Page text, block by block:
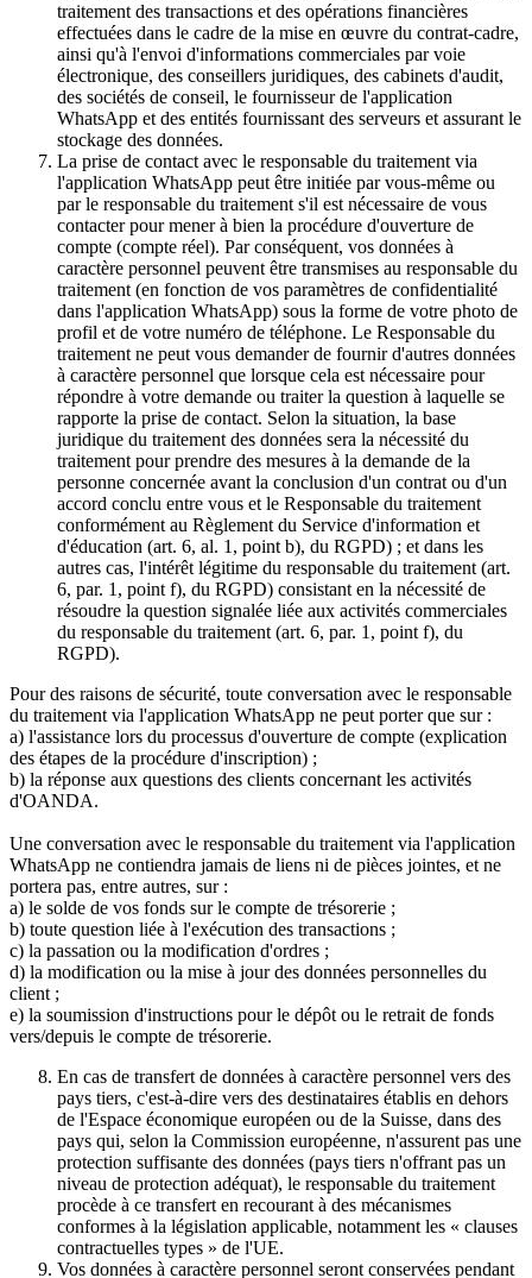
traitement des transactions et des opérations financières
effectuées dans le cadre de la mise en œuvre du contrat-cadre,
ainsi qu'à l'envoi d'informations commerciales par voie
électronique, des conseillers juridiques, des cabinets d'audit,
des sociétés de conseil, le fournisseur de l'application
WhatsApp et des entités fournissant des serveurs et assurant le
stockage des données.
La prise de contact avec le responsable du traitement via
l'application WhatsApp peut être initiée par vous-même ou
par le responsable du traitement s'il est nécessaire de vous
contacter pour mener à bien la procédure d'ouverture de
compte (compte réel). Par conséquent, vos données à
caractère personnel peuvent être transmises au responsable du
traitement (en fonction de vos paramètres de confidentialité
dans l'application WhatsApp) sous la forme de votre photo de
profil et de votre numéro de téléphone. Le Responsable du
traitement ne peut vous demander de fournir d'autres données
à caractère personnel que lorsque cela est nécessaire pour
répondre à votre demande ou traiter la question à laquelle se
rapporte la prise de contact. Selon la situation, la base
juridique du traitement des données sera la nécessité du
traitement pour prendre des mesures à la demande de la
personne concernée avant la conclusion d'un contrat ou d'un
accord conclu entre vous et le Responsable du traitement
conformément au Règlement du Service d'information et
d'éducation (art. 6, al. 1, point b), du RGPD) ; et dans les
autres cas, l'intérêt légitime du responsable du traitement (art.
6, par. 1, point f), du RGPD) consistant en la nécessité de
résoudre la question signalée liée aux activités commerciales
du responsable du traitement (art. 6, par. 1, point f), du
RGPD).
Pour des raisons de sécurité, toute conversation avec le responsable
du traitement via l'application WhatsApp ne peut porter que sur :
a) l'assistance lors du processus d'ouverture de compte (explication
des étapes de la procédure d'inscription) ;
b) la réponse aux questions des clients concernant les activités
d'OANDA.
Une conversation avec le responsable du traitement via l'application
WhatsApp ne contiendra jamais de liens ni de pièces jointes, et ne
portera pas, entre autres, sur :
a) le solde de vos fonds sur le compte de trésorerie ;
b) toute question liée à l'exécution des transactions ;
c) la passation ou la modification d'ordres ;
d) la modification ou la mise à jour des données personnelles du
client ;
e) la soumission d'instructions pour le dépôt ou le retrait de fonds
vers/depuis le compte de trésorerie.
En cas de transfert de données à caractère personnel vers des
pays tiers, c'est-à-dire vers des destinataires établis en dehors
de l'Espace économique européen ou de la Suisse, dans des
pays qui, selon la Commission européenne, n'assurent pas une
protection suffisante des données (pays tiers n'offrant pas un
niveau de protection adéquat), le responsable du traitement
procède à ce transfert en recourant à des mécanismes
conformes à la législation applicable, notamment les « clauses
contractuelles types » de l'UE.
Vos données à caractère personnel seront conservées pendant